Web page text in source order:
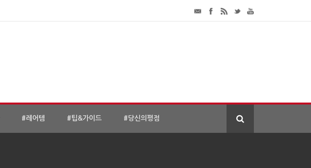
#레어템 #팁&가이드 #당신의평점